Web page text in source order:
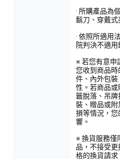
· 所購產品為
鬍刀、穿戴式
· 依照所適用
院判決不適用
※ 若您有意申
您收到商品
件、內外包
性。若商品
籤脫落、吊牌
裝、贈品或
損等情況，
響。
※ 換貨服務僅
品，不接受
格的換貨請求